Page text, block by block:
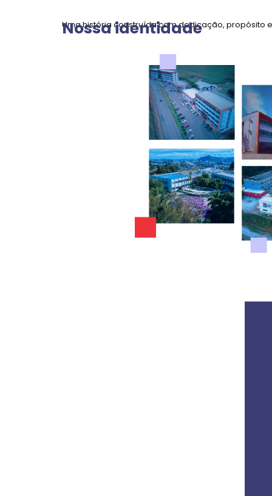
Uma história construída com dedicação, propósito
Nossa identidade